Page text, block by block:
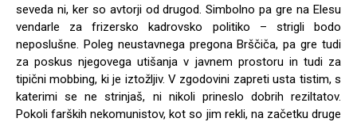
seveda ni, ker so avtorji od drugod. Simbolno pa gre na Elesu
vendarle za frizersko kadrovsko politiko – strigli bodo
neposlušne. Poleg neustavnega pregona Brščiča, pa gre tudi
za poskus njegovega utišanja v javnem prostoru in tudi za
tipični mobbing, ki je iztožljiv. V zgodovini zapreti usta tistim, s
katerimi se ne strinjaš, ni nikoli prineslo dobrih reziltatov.
Pokoli farških nekomunistov, kot so jim rekli, na začetku druge